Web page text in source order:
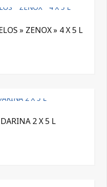
» ZENOX » 4 X 5 L
2 X 5 L